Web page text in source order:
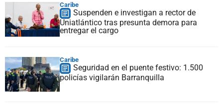
Caribe
Suspenden e investigan a rector de
Uniatlántico tras presunta demora para
entregar el cargo
Caribe
Seguridad en el puente festivo: 1.500
policías vigilarán Barranquilla